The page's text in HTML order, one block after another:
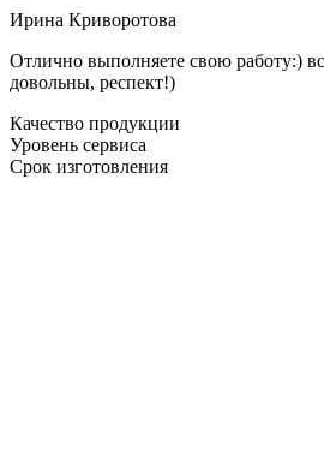
Ирина Криворотова
Отлично выполняете свою работу:)
довольны, респект!)
Качество продукции
Уровень сервиса
Срок изготовления